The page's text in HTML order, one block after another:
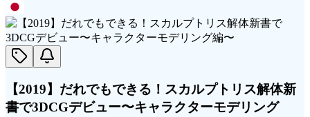
【2019】だれでもできる！スカルプトリス解体新
書で3DCGデビュー〜キャラクターモデリング